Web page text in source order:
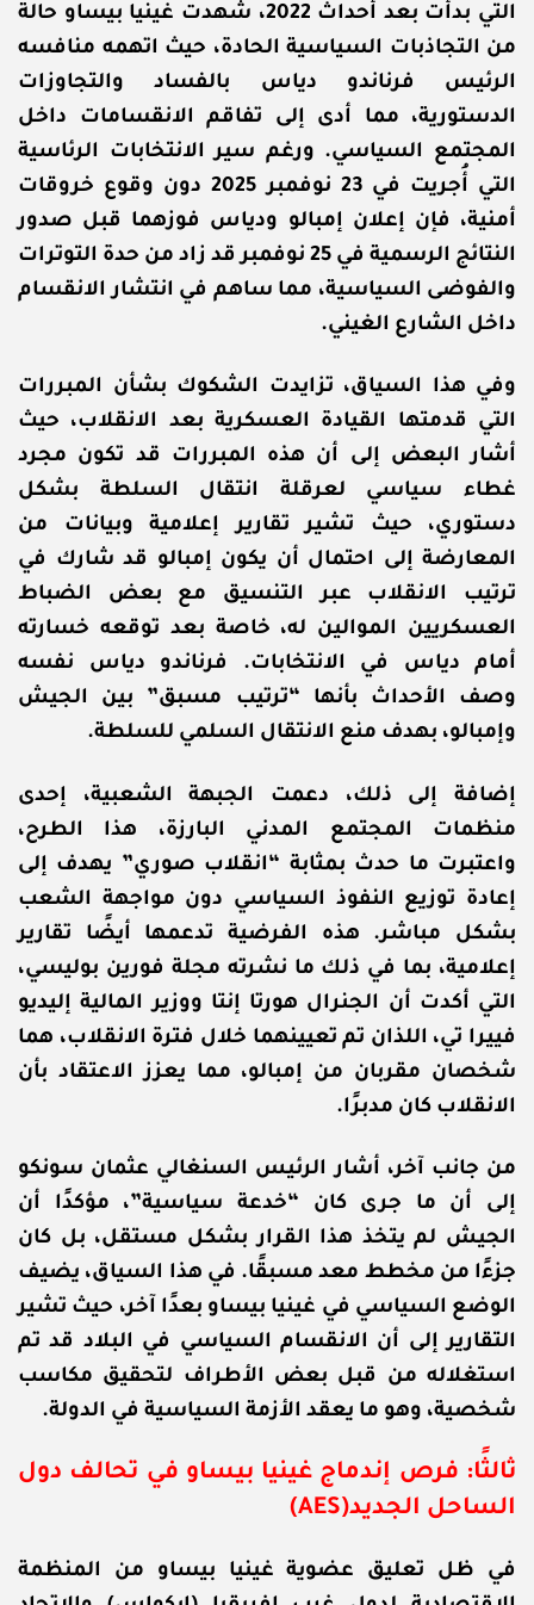
التي بدأت بعد أحداث 2022، شهدت غينيا بيساو حالة
من التجاذبات السياسية الحادة، حيث اتهمه منافسه
الرئيس فرناندو دياس بالفساد والتجاوزات
الدستورية، مما أدى إلى تفاقم الانقسامات داخل
المجتمع السياسي. ورغم سير الانتخابات الرئاسية
التي أُجريت في 23 نوفمبر 2025 دون وقوع خروقات
أمنية، فإن إعلان إمبالو ودياس فوزهما قبل صدور
النتائج الرسمية في 25 نوفمبر قد زاد من حدة التوترات
والفوضى السياسية، مما ساهم في انتشار الانقسام
داخل الشارع الغيني.
وفي هذا السياق، تزايدت الشكوك بشأن المبررات
التي قدمتها القيادة العسكرية بعد الانقلاب، حيث
أشار البعض إلى أن هذه المبررات قد تكون مجرد
غطاء سياسي لعرقلة انتقال السلطة بشكل
دستوري، حيث تشير تقارير إعلامية وبيانات من
المعارضة إلى احتمال أن يكون إمبالو قد شارك في
ترتيب الانقلاب عبر التنسيق مع بعض الضباط
العسكريين الموالين له، خاصة بعد توقعه خسارته
أمام دياس في الانتخابات. فرناندو دياس نفسه
وصف الأحداث بأنها “ترتيب مسبق” بين الجيش
وإمبالو، بهدف منع الانتقال السلمي للسلطة.
إضافة إلى ذلك، دعمت الجبهة الشعبية، إحدى
منظمات المجتمع المدني البارزة، هذا الطرح،
واعتبرت ما حدث بمثابة “انقلاب صوري” يهدف إلى
إعادة توزيع النفوذ السياسي دون مواجهة الشعب
بشكل مباشر. هذه الفرضية تدعمها أيضًا تقارير
إعلامية، بما في ذلك ما نشرته مجلة فورين بوليسي،
التي أكدت أن الجنرال هورتا إنتا ووزير المالية إليديو
فييرا تي، اللذان تم تعيينهما خلال فترة الانقلاب، هما
شخصان مقربان من إمبالو، مما يعزز الاعتقاد بأن
الانقلاب كان مدبرًا.
من جانب آخر، أشار الرئيس السنغالي عثمان سونكو
إلى أن ما جرى كان “خدعة سياسية”، مؤكدًا أن
الجيش لم يتخذ هذا القرار بشكل مستقل، بل كان
جزءًا من مخطط معد مسبقًا. في هذا السياق، يضيف
الوضع السياسي في غينيا بيساو بعدًا آخر، حيث تشير
التقارير إلى أن الانقسام السياسي في البلاد قد تم
استغلاله من قبل بعض الأطراف لتحقيق مكاسب
شخصية، وهو ما يعقد الأزمة السياسية في الدولة.
ثالثًا: فرص إندماج غينيا بيساو في تحالف دول
الساحل الجديد(AES
)
في ظل تعليق عضوية غينيا بيساو من المنظمة